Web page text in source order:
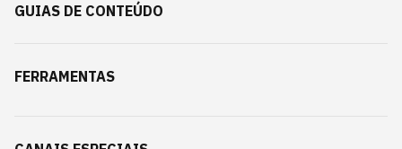
GUIAS DE CONTEÚDO
FERRAMENTAS